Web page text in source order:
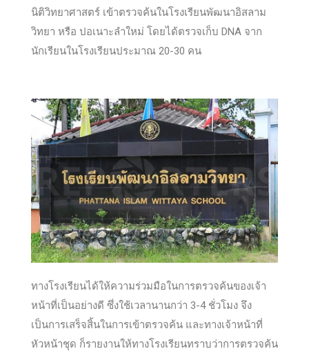
นิติวิทยาศาสตร์ เข้าตรวจค้นในโรงเรียนพัฒนาอิสลาม
วิทยา หรือ ปอเนาะลำใหม่ โดยได้ตรวจเก็บ DNA จาก
นักเรียนในโรงเรียนประมาณ 20-30 คน
ทางโรงเรียนได้ให้ความร่วมมือในการตรวจค้นของเจ้า
หน้าที่เป็นอย่างดี ซึ่งใช้เวลานานกว่า 3-4 ชั่วโมง จึง
เป็นการเสร็จสิ้นในการเข้าตรวจค้น และทางเจ้าหน้าที่
หัวหน้าชุด ก็รายงานให้ทางโรงเรียนทราบว่าการตรวจค้น